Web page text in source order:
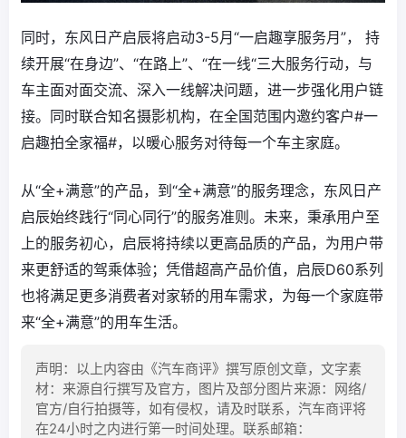
同时，东风日产启辰将启动3-5月“一启趣享服务月”， 持
续开展“在身边”、“在路上”、“在一线“三大服务行动，与
车主面对面交流、深入一线解决问题，进一步强化用户链
接。同时联合知名摄影机构，在全国范围内邀约客户#一
启趣拍全家福#，以暖心服务对待每一个车主家庭。
从“全+满意”的产品，到“全+满意”的服务理念，东风日产
启辰始终践行“同心同行”的服务准则。未来，秉承用户至
上的服务初心，启辰将持续以更高品质的产品，为用户带
来更舒适的驾乘体验；凭借超高产品价值，启辰D60系列
也将满足更多消费者对家轿的用车需求，为每一个家庭带
来“全+满意”的用车生活。
声明：以上内容由《汽车商评》撰写原创文章，文字素
材：来源自行撰写及官方，图片及部分图片来源：网络/
官方/自行拍摄等，如有侵权，请及时联系，汽车商评将
在24小时之内进行第一时间处理。联系邮箱：